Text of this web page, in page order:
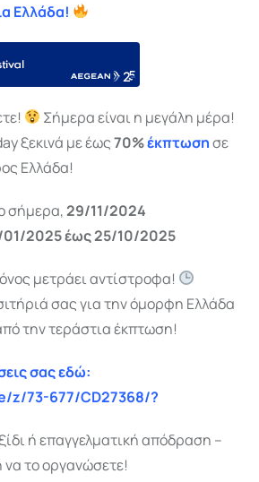
Ελλάδα!
Σήμερα είναι η μεγάλη μέρα!
ξεκινά με έως70%έκπτωσησε
Ελλάδα!
σήμερα,29/11/2024
01/2025 έως 25/10/2025
μετράει αντίστροφα!
σας για την όμορφη Ελλάδα
την τεράστια έκπτωση!
σας εδώ:
z/73-677/CD27368/?
ή επαγγελματική απόδραση –
να το οργανώσετε!